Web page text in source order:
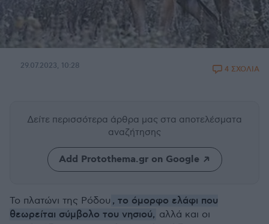
29.07.2023, 10:28 4 ΣΧΟΛΙΑ
Δείτε περισσότερα άρθρα μας στα αποτελέσματα
αναζήτησης
Add Protothema.gr on Google
Το πλατώνι της Ρόδου , το όμορφο ελάφι που
θεωρείται σύμβολο του νησιού, αλλά και οι